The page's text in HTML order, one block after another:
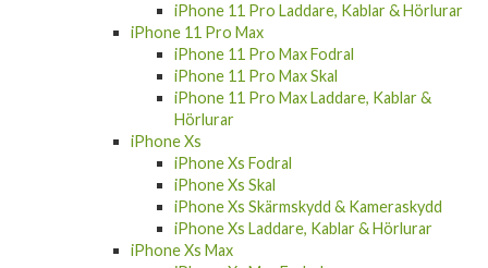
iPhone 11 Pro Laddare, Kablar & Hörlurar
iPhone 11 Pro Max
iPhone 11 Pro Max Fodral
iPhone 11 Pro Max Skal
iPhone 11 Pro Max Laddare, Kablar &
Hörlurar
iPhone Xs
iPhone Xs Fodral
iPhone Xs Skal
iPhone Xs Skärmskydd & Kameraskydd
iPhone Xs Laddare, Kablar & Hörlurar
iPhone Xs Max